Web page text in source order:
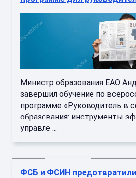
Министр образования ЕАО
завершил обучение по
программе «Руководитель в
образования: инструменты
управле ...
ФСБ и ФСИН предотвратили